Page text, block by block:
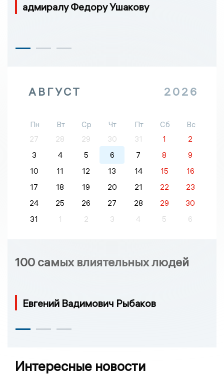
адмиралу Федору Ушакову
АВГУСТ 2026
Пн Вт Ср Чт Пт Сб
Вс
27
28 29 30 31 1
2
3
4 5 6 7 8
9
10
11 12 13 14 15
16
17
18 19 20 21 22
23
24
25 26 27 28 29
30
31
1 2 3 4 5 6
100 самых влиятельных людей
Евгений Вадимович Рыбаков
Интересные новости